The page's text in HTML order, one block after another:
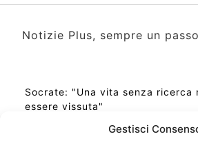
Gestisci
Notizie Plus, sempre un
Socrate: "Una vita senza ricerca
essere vissuta"